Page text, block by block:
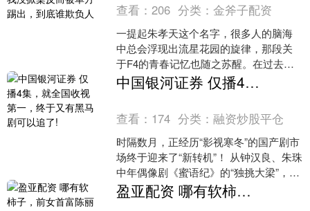
查看：206 分类：金斧子配资
一提起朱孝天这个名字，很多人的脑海
中总会浮现出流星花园的旋律，那段关
于F4的青春记忆也随之苏醒。在过去的
岁月里，这四个大男孩几乎成了一个时
代的娱乐符号，每一个动....
中国银河证券 仅播4集，就全国收视第一，终于又有黑马剧可以追了!
查看： 174 分类：融资炒股平仓
时隔数月，正经历“影视寒冬”的国产剧市
场终于迎来了“新转机”！ 从钟汉良、朱珠
中年偶像剧《蜜语纪》的“独挑大梁”，到
王骁、田曦薇黑马幽默悬疑剧《低智商
犯罪》的口....
盈亚配资 哪有软柿子，前女首富陈丽华去世1个月，“唐僧”迟重瑞现状曝光